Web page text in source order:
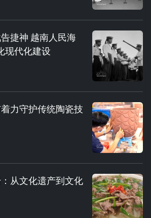
捷神 越南人民海
现代化建设
力守护传统陶瓷技
从文化遗产到文化